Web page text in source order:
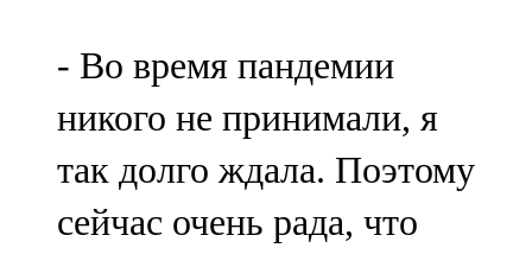
105,5 FM
- Во время пандемии
никого не принимали, я
так долго ждала. Поэтому
сейчас очень рада, что